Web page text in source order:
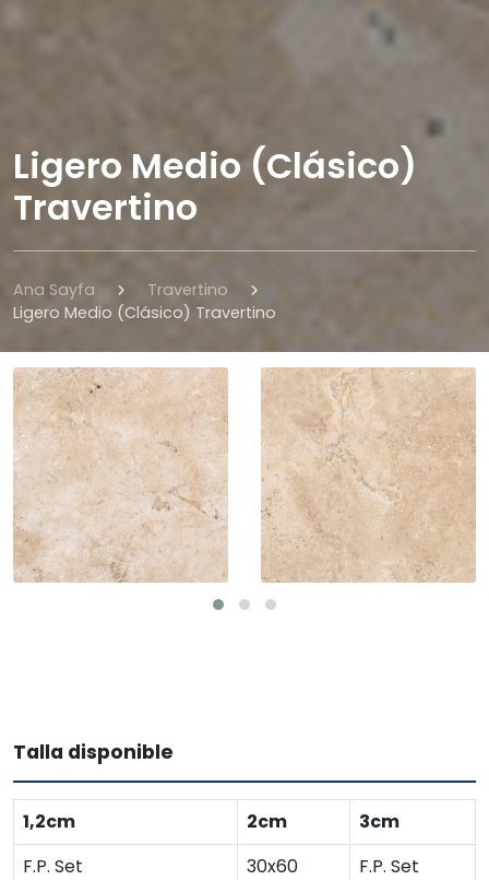
Ligero Medio (Clásico)
Travertino
Ana Sayfa
Travertino
Ligero Medio (Clásico) Travertino
Talla disponible
1,2cm 2cm
3cm
F.P. Set
30x60
F.P. Set